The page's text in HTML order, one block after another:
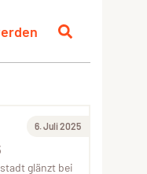
6. Juli 2025
glänzt bei